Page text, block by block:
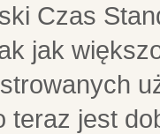
Czas
jak
teraz jest